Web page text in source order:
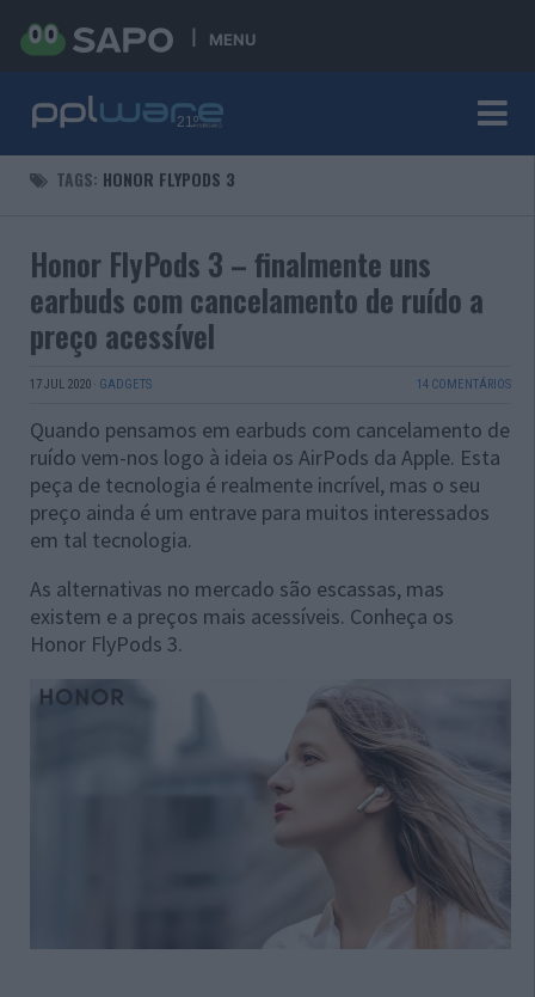
MENU
TAGS: HONOR FLYPODS 3
Honor FlyPods 3 – finalmente uns
earbuds com cancelamento de ruído a
preço acessível
17 JUL 2020 · GADGETS 14 COMENTÁRIOS
Quando pensamos em earbuds com cancelamento de
ruído vem-nos logo à ideia os AirPods da Apple. Esta
peça de tecnologia é realmente incrível, mas o seu
preço ainda é um entrave para muitos interessados
em tal tecnologia.
As alternativas no mercado são escassas, mas
existem e a preços mais acessíveis. Conheça os
Honor FlyPods 3.